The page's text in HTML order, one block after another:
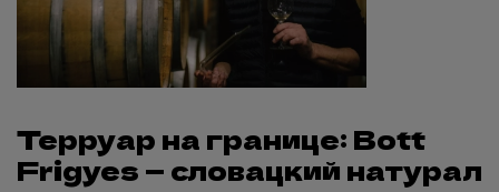
Терруар на границе: Bott
Frigyes — словацкий натурал